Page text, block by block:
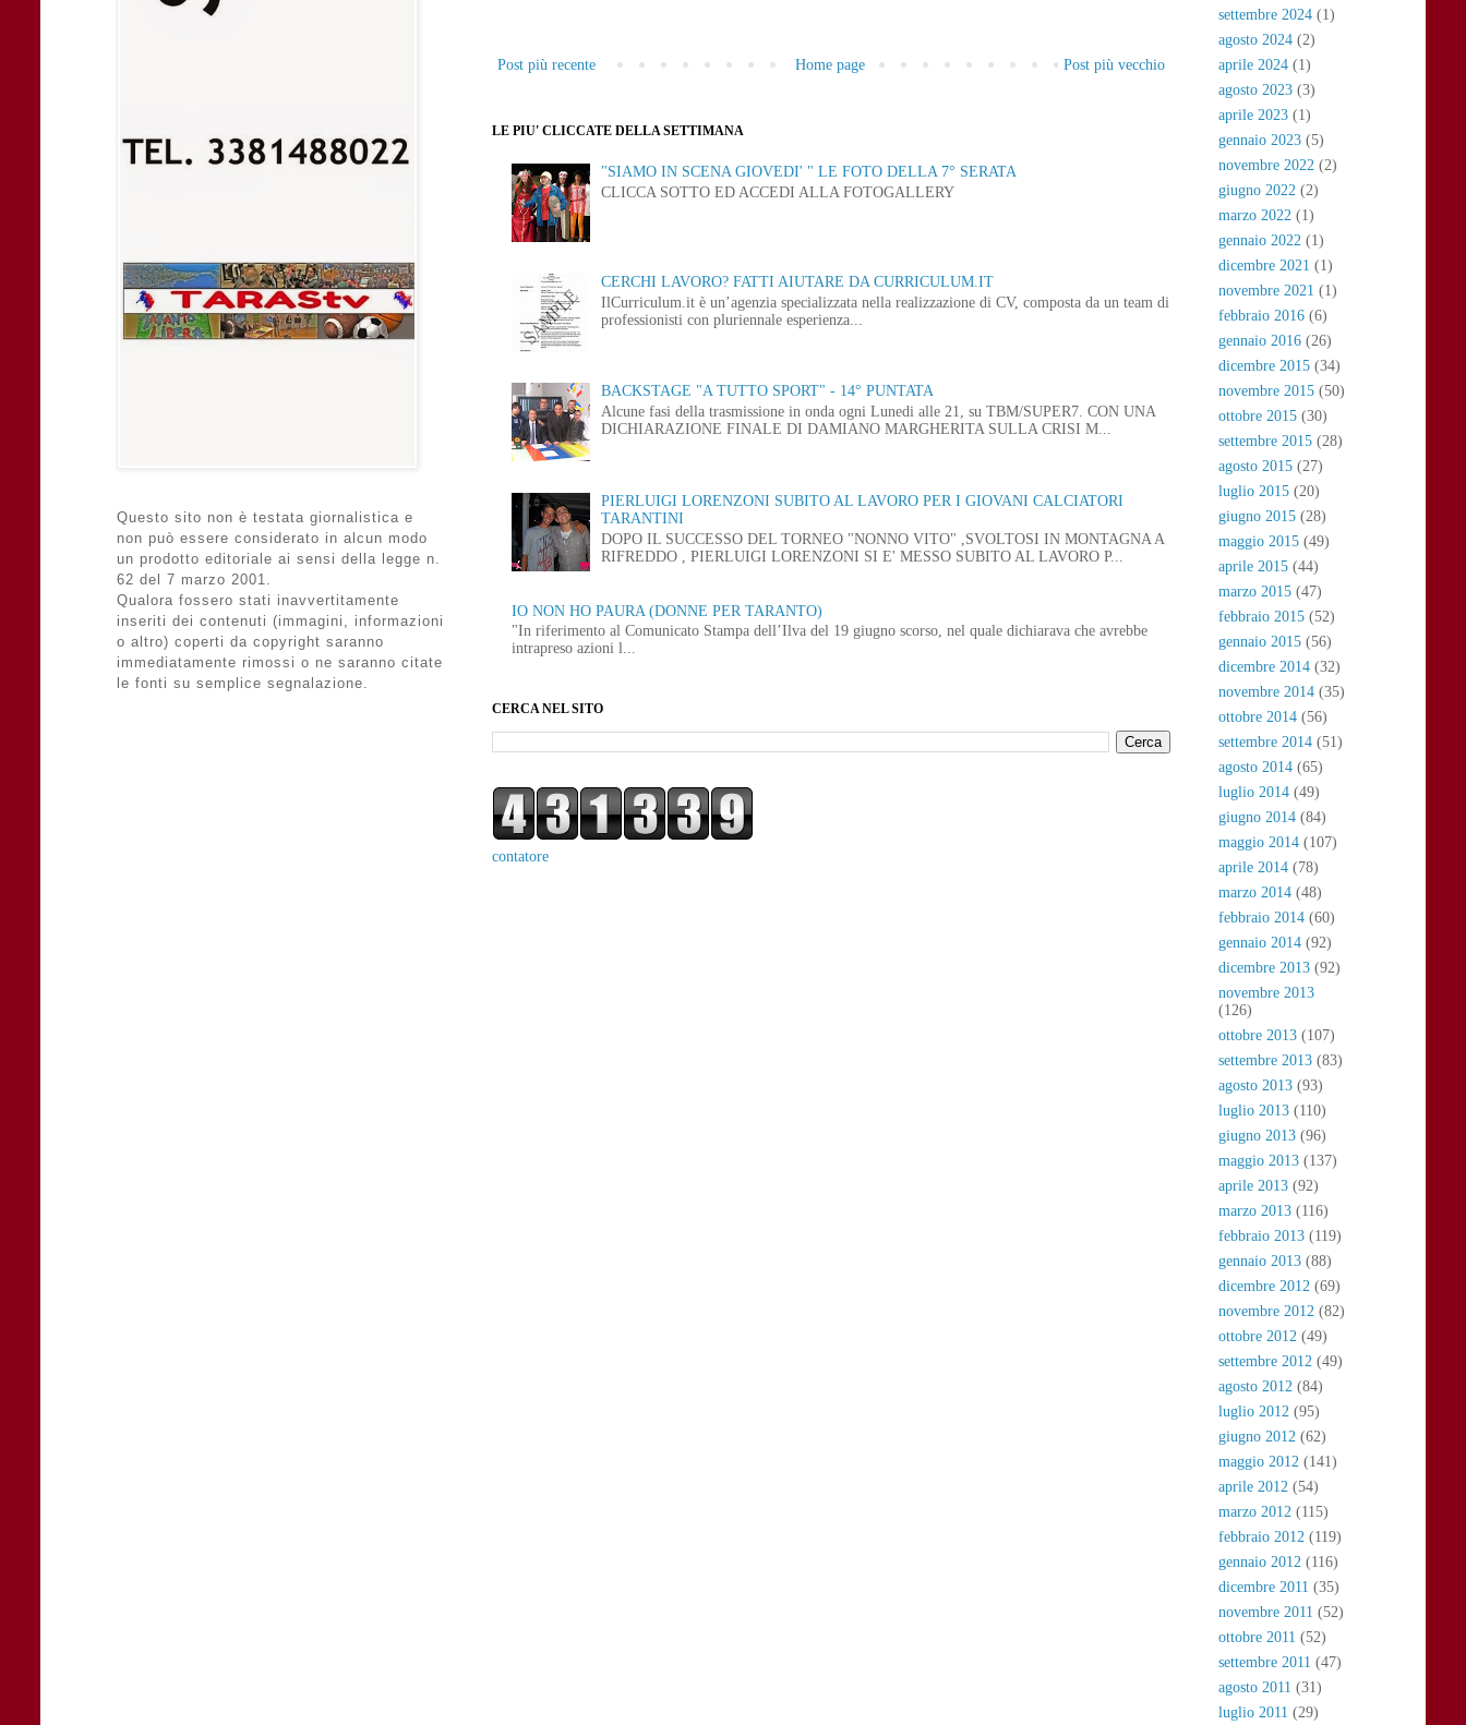
Post più recente Post più vecchio
Home page
LE PIU' CLICCATE DELLA SETTIMANA
"SIAMO IN SCENA GIOVEDI' " LE FOTO DELLA 7° SERATA
CLICCA SOTTO ED ACCEDI ALLA FOTOGALLERY
CERCHI LAVORO? FATTI AIUTARE DA CURRICULUM.IT
IlCurriculum.it è un’agenzia specializzata nella realizzazione di CV, composta da un team di
professionisti con pluriennale esperienza...
BACKSTAGE "A TUTTO SPORT" - 14° PUNTATA
Alcune fasi della trasmissione in onda ogni Lunedi alle 21, su TBM/SUPER7. CON UNA
DICHIARAZIONE FINALE DI DAMIANO MARGHERITA SULLA CRISI M...
PIERLUIGI LORENZONI SUBITO AL LAVORO PER I GIOVANI CALCIATORI
TARANTINI
DOPO IL SUCCESSO DEL TORNEO "NONNO VITO" ,SVOLTOSI IN MONTAGNA A
RIFREDDO , PIERLUIGI LORENZONI SI E' MESSO SUBITO AL LAVORO P...
IO NON HO PAURA (DONNE PER TARANTO)
"In riferimento al Comunicato Stampa dell’Ilva del 19 giugno scorso, nel quale dichiarava che avrebbe
intrapreso azioni l...
CERCA NEL SITO
contatore
Questo sito non è testata giornalistica e
non può essere considerato in alcun modo
un prodotto editoriale ai sensi della legge n.
62 del 7 marzo 2001.
Qualora fossero stati inavvertitamente
inseriti dei contenuti (immagini, informazioni
o altro) coperti da copyright saranno
immediatamente rimossi o ne saranno citate
le fonti su semplice segnalazione.
settembre 2024 (1)
agosto 2024 (2)
aprile 2024 (1)
agosto 2023 (3)
aprile 2023 (1)
gennaio 2023 (5)
novembre 2022 (2)
giugno 2022 (2)
marzo 2022 (1)
gennaio 2022 (1)
dicembre 2021 (1)
novembre 2021 (1)
febbraio 2016 (6)
gennaio 2016 (26)
dicembre 2015 (34)
novembre 2015 (50)
ottobre 2015 (30)
settembre 2015 (28)
agosto 2015 (27)
luglio 2015 (20)
giugno 2015 (28)
maggio 2015 (49)
aprile 2015 (44)
marzo 2015 (47)
febbraio 2015 (52)
gennaio 2015 (56)
dicembre 2014 (32)
novembre 2014 (35)
ottobre 2014 (56)
settembre 2014 (51)
agosto 2014 (65)
luglio 2014 (49)
giugno 2014 (84)
maggio 2014 (107)
aprile 2014 (78)
marzo 2014 (48)
febbraio 2014 (60)
gennaio 2014 (92)
dicembre 2013 (92)
novembre 2013
(126)
ottobre 2013 (107)
settembre 2013 (83)
agosto 2013 (93)
luglio 2013 (110)
giugno 2013 (96)
maggio 2013 (137)
aprile 2013 (92)
marzo 2013 (116)
febbraio 2013 (119)
gennaio 2013 (88)
dicembre 2012 (69)
novembre 2012 (82)
ottobre 2012 (49)
settembre 2012 (49)
agosto 2012 (84)
luglio 2012 (95)
giugno 2012 (62)
maggio 2012 (141)
aprile 2012 (54)
marzo 2012 (115)
febbraio 2012 (119)
gennaio 2012 (116)
dicembre 2011 (35)
novembre 2011 (52)
ottobre 2011 (52)
settembre 2011 (47)
agosto 2011 (31)
luglio 2011 (29)